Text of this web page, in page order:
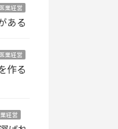
医業経営
ある
医業経営
作る
経営